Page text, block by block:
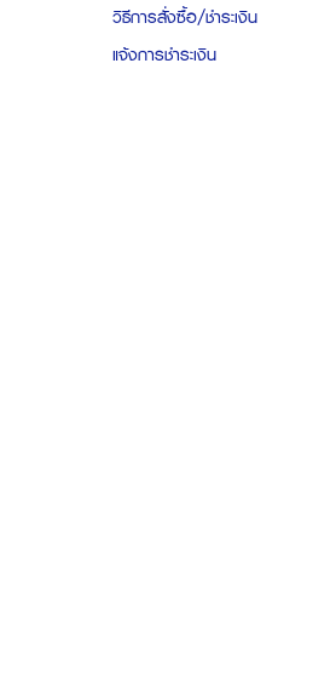
วิธีการสั่งซื้อ/ชำระเงิน
แจ้งการชำระเงิน